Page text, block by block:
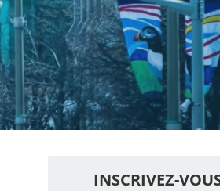
INSCRIVEZ-